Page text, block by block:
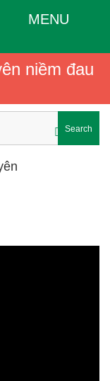
MENU
niềm đau
Search